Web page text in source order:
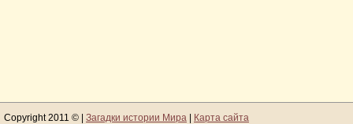
Copyright 2011 © | Загадки истории Мира
Карта сайта